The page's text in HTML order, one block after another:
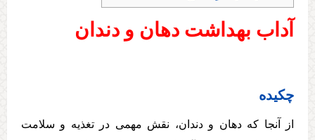
آداب بهداشت دهان و دندان
چکیده
از آنجا که دهان و دندان، نقش مهمی در تغذیه و سلامت